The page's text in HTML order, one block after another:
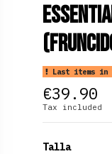
Last items in
€39.90
Tax included
Talla